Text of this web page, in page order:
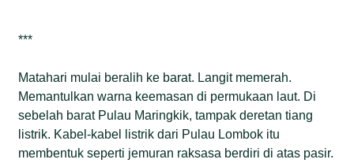
***
Matahari mulai beralih ke barat. Langit memerah.
Memantulkan warna keemasan di permukaan laut. Di
sebelah barat Pulau Maringkik, tampak deretan tiang
listrik. Kabel-kabel listrik dari Pulau Lombok itu
membentuk seperti jemuran raksasa berdiri di atas pasir.